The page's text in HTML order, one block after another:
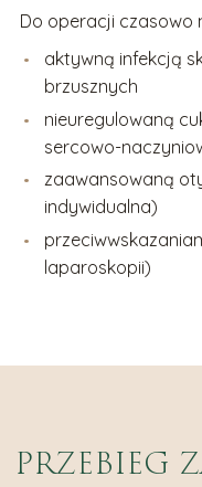
Do operacji czasowo
aktywną infekcją
brzusznych
nieuregulowaną
sercowo-
zaawansowaną
indywidualna)
laparoskopii)
PRZEBIEG